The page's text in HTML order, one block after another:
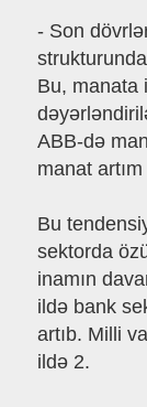
- Son
Bu, manata
ABB-də
manat
Bu
sektorda
inamın
ildə bank
artıb. Milli
ildə 2.